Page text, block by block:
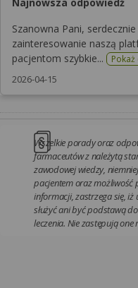
Szanowna Pani,
zainteresowanie naszą
pacjentom szybkie...
2026-04-15
Wszelkie porady oraz
farmaceutów z należytą
zawodowej wiedzy,
pacjentem oraz możliwość
informacji, zastrzega się,
służyć ani być podstawą
leczenia. Nie zastępują